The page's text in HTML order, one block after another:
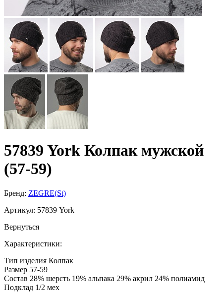
57839 York Колпак мужской
(57-59)
Бренд: ZEGRE(St)
Артикул: 57839 York
Вернуться
Характеристики:
Тип изделия Колпак
Размер 57-59
Состав 28% шерсть 19% альпака 29% акрил 24% полиамид
Подклад 1/2 мех